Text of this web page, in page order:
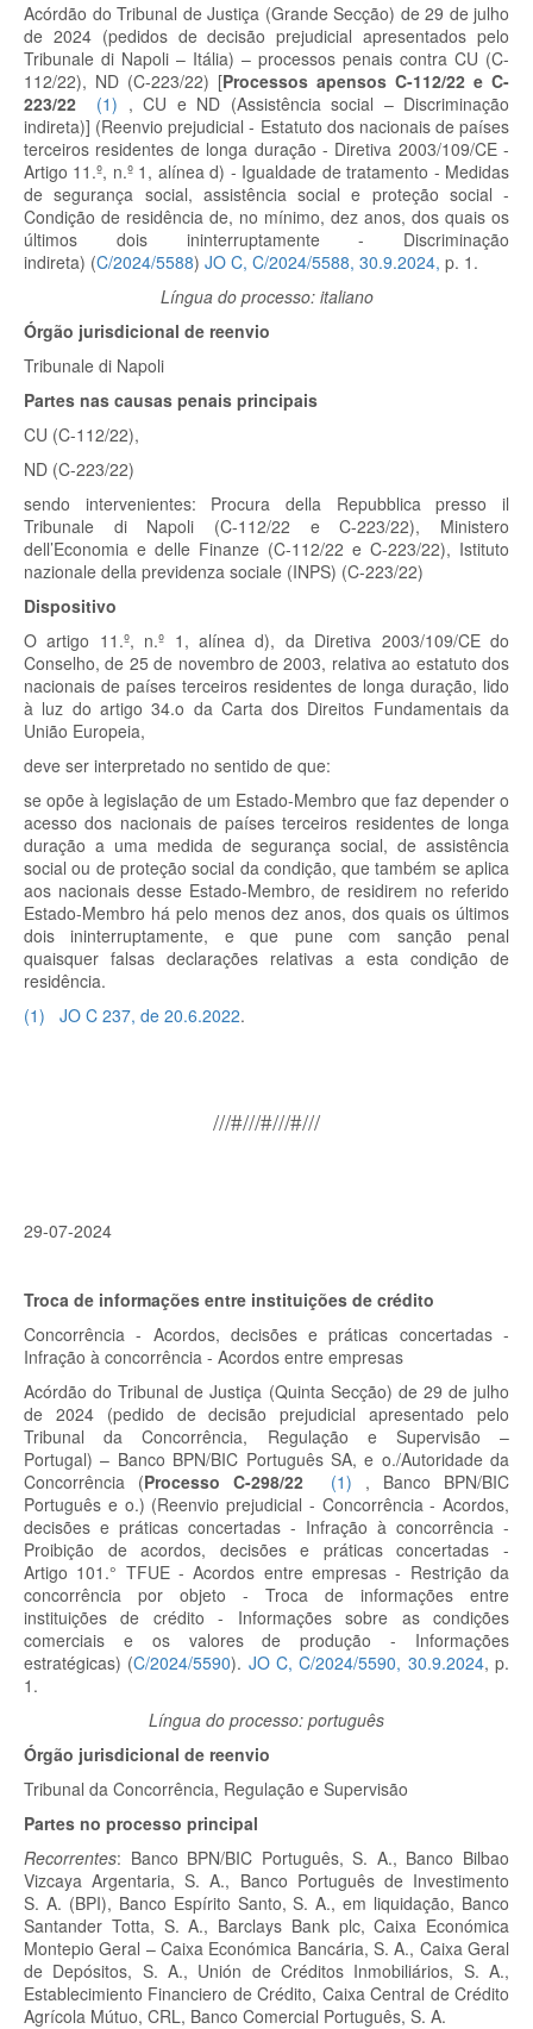
Acórdão do Tribunal de Justiça (Grande Secção) de 29 de julho
de 2024 (pedidos de decisão prejudicial apresentados pelo
Tribunale di Napoli – Itália) – processos penais contra CU (C-
112/22), ND (C-223/22) [Processos apensos C-112/22 e C-
223/22
(1) , CU e ND (Assistência social – Discriminação
indireta)] (Reenvio prejudicial - Estatuto dos nacionais de países
terceiros residentes de longa duração - Diretiva 2003/109/CE -
Artigo 11.º, n.º 1, alínea d) - Igualdade de tratamento - Medidas
de segurança social, assistência social e proteção social -
Condição de residência de, no mínimo, dez anos, dos quais os
últimos dois ininterruptamente - Discriminação
indireta) (C/2024/5588) JO C, C/2024/5588, 30.9.2024, p. 1.
Língua do processo: italiano
Órgão jurisdicional de reenvio
Tribunale di Napoli
Partes nas causas penais principais
CU (C-112/22),
ND (C-223/22)
sendo intervenientes:
Procura della Repubblica presso il
Tribunale di Napoli (C-112/22 e C-223/22), Ministero
dell’Economia e delle Finanze (C-112/22 e C-223/22), Istituto
nazionale della previdenza sociale (INPS) (C-223/22)
Dispositivo
O artigo 11.º, n.º 1, alínea d), da Diretiva 2003/109/CE do
Conselho, de 25 de novembro de 2003, relativa ao estatuto dos
nacionais de países terceiros residentes de longa duração, lido
à luz do artigo 34.o da Carta dos Direitos Fundamentais da
União Europeia,
deve ser interpretado no sentido de que:
se opõe à legislação de um Estado-Membro que faz depender o
acesso dos nacionais de países terceiros residentes de longa
duração a uma medida de segurança social, de assistência
social ou de proteção social da condição, que também se aplica
aos nacionais desse Estado-Membro, de residirem no referido
Estado-Membro há pelo menos dez anos, dos quais os últimos
dois ininterruptamente, e que pune com sanção penal
quaisquer falsas declarações relativas a esta condição de
residência.
(1) JO C 237, de 20.6.2022.
///#///#///#///
29-07-2024
Troca de informações entre instituições de crédito
Concorrência - Acordos, decisões e práticas concertadas -
Infração à concorrência - Acordos entre empresas
Acórdão do Tribunal de Justiça (Quinta Secção) de 29 de julho
de 2024 (pedido de decisão prejudicial apresentado pelo
Tribunal da Concorrência, Regulação e Supervisão –
Portugal) – Banco BPN/BIC Português SA, e o./Autoridade da
Concorrência (Processo C-298/22 (1)
, Banco BPN/BIC
Português e o.) (Reenvio prejudicial - Concorrência - Acordos,
decisões e práticas concertadas - Infração à concorrência -
Proibição de acordos, decisões e práticas concertadas -
Artigo 101.° TFUE - Acordos entre empresas - Restrição da
concorrência por objeto - Troca de informações entre
instituições de crédito - Informações sobre as condições
comerciais e os valores de produção - Informações
estratégicas) (C/2024/5590). JO C, C/2024/5590, 30.9.2024, p.
1.
Língua do processo: português
Órgão jurisdicional de reenvio
Tribunal da Concorrência, Regulação e Supervisão
Partes no processo principal
Recorrentes: Banco BPN/BIC Português, S. A., Banco Bilbao
Vizcaya Argentaria, S. A., Banco Português de Investimento
S. A. (BPI), Banco Espírito Santo, S. A., em liquidação, Banco
Santander Totta, S. A., Barclays Bank plc, Caixa Económica
Montepio Geral – Caixa Económica Bancária, S. A., Caixa Geral
de Depósitos, S. A., Unión de Créditos Inmobiliários, S. A.,
Establecimiento Financiero de Crédito, Caixa Central de Crédito
Agrícola Mútuo, CRL, Banco Comercial Português, S. A.